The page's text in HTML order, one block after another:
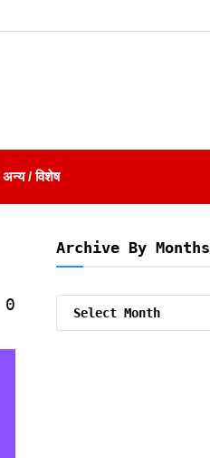
अन्य / विशेष
0
Archive By Months